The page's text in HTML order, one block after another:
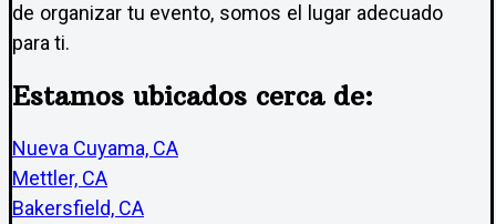
de organizar tu evento, somos el lugar adecuado
para ti.
Estamos ubicados cerca de:
Nueva Cuyama, CA
Mettler, CA
Bakersfield, CA